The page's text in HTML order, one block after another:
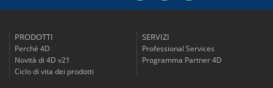
PRODOTTI
Perchè 4D
Novità di 4D v21
Ciclo di vita dei prodotti
SERVIZI
Professional Services
Programma Partner 4D